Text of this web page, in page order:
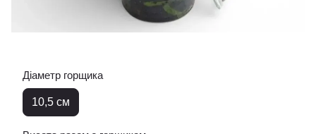
Діаметр горщика
10,5 см